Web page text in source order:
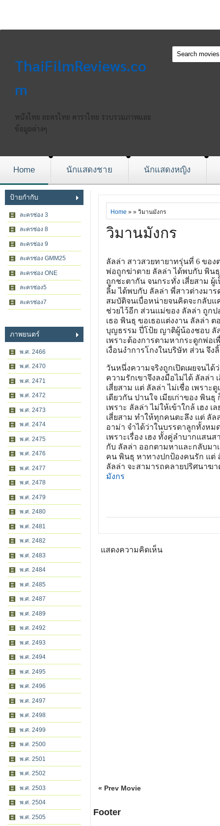
ThaiFilmReviews.co
m
หนังไทย ละครไทย ดาราไทย รวบรวมภาพและ
ข้อมูลต่างๆ
Home นักแสดงชาย นักแสดงหญิง
ป้ายกำกับ
ละครช่อง 3
ละครช่อง 8
ละครช่อง 9
ละครช่อง GMM25
ละครช่อง ONE
ละครช่อง5
ละครช่อง7
ภาพยนตร์
พ.ศ. 2466
พ.ศ. 2470
พ.ศ. 2471
พ.ศ. 2472
พ.ศ. 2473
พ.ศ. 2474
พ.ศ. 2475
พ.ศ. 2476
พ.ศ. 2477
พ.ศ. 2478
พ.ศ. 2479
พ.ศ. 2480
พ.ศ. 2481
พ.ศ. 2482
พ.ศ. 2483
พ.ศ. 2484
พ.ศ. 2485
พ.ศ. 2487
พ.ศ. 2489
พ.ศ. 2492
พ.ศ. 2493
พ.ศ. 2494
พ.ศ. 2495
พ.ศ. 2496
พ.ศ. 2497
พ.ศ. 2498
พ.ศ. 2499
พ.ศ. 2500
พ.ศ. 2501
พ.ศ. 2502
พ.ศ. 2503
พ.ศ. 2504
พ.ศ. 2505
Home » » วิมานมังกร
วิมานมังกร
ลัลล่า สาวสวยทายาทรุ่นที่ 6 ขอ
พ่อถูกฆ่าตาย ลัลล่า ได้พบกับ พิน
ถูกชะตากัน จนกระทั่ง เสี่ยสาม ผู้
ลิ้ม ได้พบกับ ลัลล่า พี่สาวต่างมาร
สมบัติจนเบื่อหน่ายจนคิดจะกลับ
ช่วยไว้อีก ส่วนแม่ของ ลัลล่า ถูกป
เธอ พินธุ ขอเธอแต่งงาน ลัลล่า
บุญธรรม ปี่โป้ย ญาติผู้น้องชอบ ลั
เพราะต้องการตามหากระดูกพ่อ
เงื่อนงำการโกงในบริษัท ส่วน จึ
วันหนึ่งความจริงถูกเปิดเผยจนไ
ความรักเขาจึงลงมือไม่ได้ ลัลล่า
เสี่ยสาม แต่ ลัลล่า ไม่เชื่อ เพรา
เดียวกัน ปานใจ เมียเก่าของ พิน
เพราะ ลัลล่า ไม่ให้เข้าใกล้ เฮง
เสี่ยสาม ทำให้ทุกคนตะลึง แต่ ลั
อาม่า จำได้ว่าในบรรดาลูกทั้งหม
เพราะเรื่อง เฮง ทั้งคู่ลำบากแส
กับ ลัลล่า ออกตามหาและกลับมา
คน พินธุ หาทางปกป้องคนรัก แต่
ลัลล่า จะสามารถคลายปริศนาฆ
มังกร
แสดงความคิดเห็น
« Prev Movie
Footer